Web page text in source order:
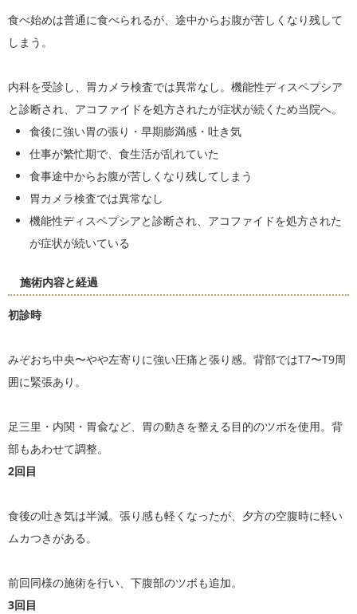
食べ始めは普通に食べられるが、途中からお腹が苦しくなり残して
しまう。
内科を受診し、胃カメラ検査では異常なし。機能性ディスペプシア
と診断され、アコファイドを処方されたが症状が続くため当院へ。
食後に強い胃の張り・早期膨満感・吐き気
仕事が繁忙期で、食生活が乱れていた
食事途中からお腹が苦しくなり残してしまう
胃カメラ検査では異常なし
機能性ディスペプシアと診断され、アコファイドを処方された
が症状が続いている
施術内容と経過
初診時
みぞおち中央〜やや左寄りに強い圧痛と張り感。背部ではT7〜T9周
囲に緊張あり。
足三里・内関・胃兪など、胃の動きを整える目的のツボを使用。背
部もあわせて調整。
2回目
食後の吐き気は半減。張り感も軽くなったが、夕方の空腹時に軽い
ムカつきがある。
前回同様の施術を行い、下腹部のツボも追加。
3回目